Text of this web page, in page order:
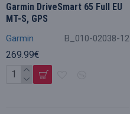
Garmin B_010-02038-12
Garmin DriveSmart 65 Full EU
MT-S, GPS
269.99€